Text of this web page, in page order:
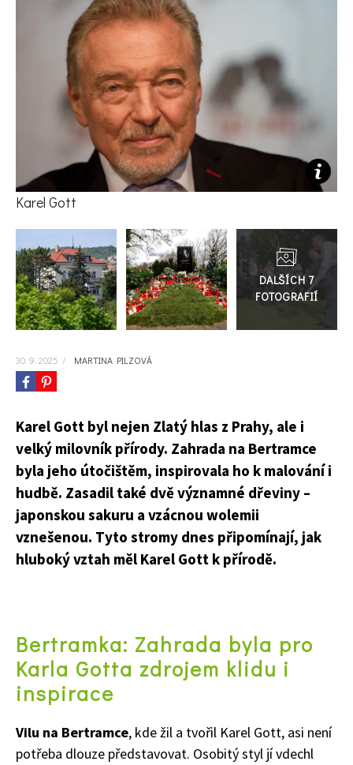
KVÍZY A TESTY
Karel Gott
Přejít
do
galerie
30. 9. 2025 / MARTINA PILZOVÁ
Karel Gott byl nejen Zlatý hlas z Prahy, ale i
velký milovník přírody. Zahrada na Bertramce
byla jeho útočištěm, inspirovala ho k malování i
hudbě. Zasadil také dvě významné dřeviny –
japonskou sakuru a vzácnou wolemii
vznešenou. Tyto stromy dnes připomínají, jak
hluboký vztah měl Karel Gott k přírodě.
Bertramka: Zahrada byla pro
Karla Gotta zdrojem klidu i
inspirace
Vilu na Bertramce, kde žil a tvořil Karel Gott, asi není
potřeba dlouze představovat. Osobitý styl jí vdechl